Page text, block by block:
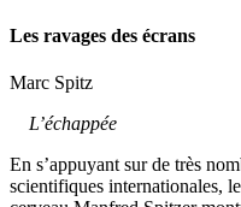
Les ravages des écrans
Marc Spitz
L’échappée
En s’appuyant sur de très
scientifiques internationales,